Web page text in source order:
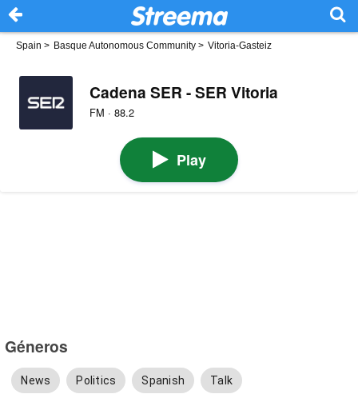
Spain > Basque Autonomous Community > Vitoria-Gasteiz
Cadena SER - SER Vitoria
FM · 88.2
Play
Géneros
News Politics Spanish Talk